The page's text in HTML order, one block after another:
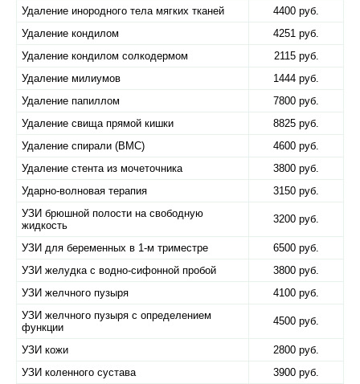
Удаление инородного тела мягких тканей
4400 руб.
Удаление кондилом
4251 руб.
Удаление кондилом солкодермом
2115 руб.
Удаление милиумов
1444 руб.
Удаление папиллом
7800 руб.
Удаление свища прямой кишки
8825 руб.
Удаление спирали (ВМС)
4600 руб.
Удаление стента из мочеточника
3800 руб.
Ударно-волновая терапия
3150 руб.
УЗИ брюшной полости на свободную
жидкость
3200 руб.
УЗИ для беременных в 1-м триместре
6500 руб.
УЗИ желудка с водно-сифонной пробой
3800 руб.
УЗИ желчного пузыря
4100 руб.
УЗИ желчного пузыря с определением
функции
4500 руб.
УЗИ кожи
2800 руб.
УЗИ коленного сустава
3900 руб.